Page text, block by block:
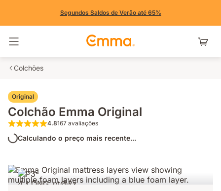
Segundos Saldos de Verão até 65%
Colchões
Original
Colchão Emma Original
4.8 de 5 estrelas 167 avaliações
4.8167 avaliações
Calculando o preço mais recente...